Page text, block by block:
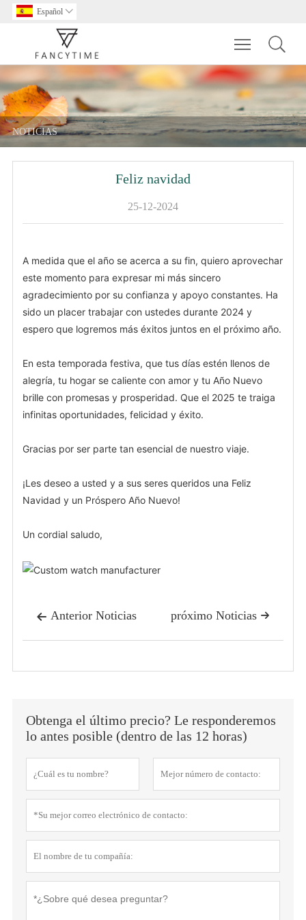
Español 
Toggle
NOTICIAS
Feliz navidad
25-12-2024
A medida que el año se acerca a su fin, quiero aprovechar
este momento para expresar mi más sincero
agradecimiento por su confianza y apoyo constantes. Ha
sido un placer trabajar con ustedes durante 2024 y
espero que logremos más éxitos juntos en el próximo año.
En esta temporada festiva, que tus días estén llenos de
alegría, tu hogar se caliente con amor y tu Año Nuevo
brille con promesas y prosperidad. Que el 2025 te traiga
infinitas oportunidades, felicidad y éxito.
Gracias por ser parte tan esencial de nuestro viaje.
¡Les deseo a usted y a sus seres queridos una Feliz
Navidad y un Próspero Año Nuevo!
Un cordial saludo,
 Anterior Noticias 
próximo Noticias
Obtenga el último precio? Le responderemos
lo antes posible (dentro de las 12 horas)